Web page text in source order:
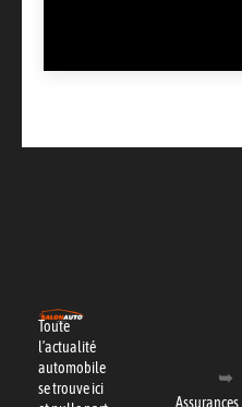
Toute
l’actualité
automobile
se trouve ici
Assurances